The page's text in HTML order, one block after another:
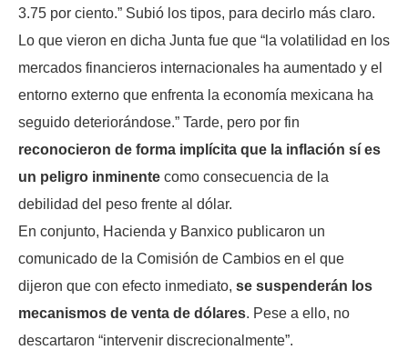
3.75 por ciento.” Subió los tipos, para decirlo más claro.
Lo que vieron en dicha Junta fue que “la volatilidad en los
mercados financieros internacionales ha aumentado y el
entorno externo que enfrenta la economía mexicana ha
seguido deteriorándose.” Tarde, pero por fin
reconocieron de forma implícita que la inflación sí es
un peligro inminente como consecuencia de la
debilidad del peso frente al dólar.
En conjunto, Hacienda y Banxico publicaron un
comunicado de la Comisión de Cambios en el que
dijeron que con efecto inmediato, se suspenderán los
mecanismos de venta de dólares. Pese a ello, no
descartaron “intervenir discrecionalmente”.